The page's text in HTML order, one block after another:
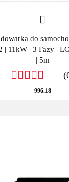
do
| 11kW | 3 Fazy |
| 5m
996.18